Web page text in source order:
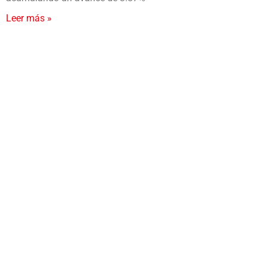
Leer más »